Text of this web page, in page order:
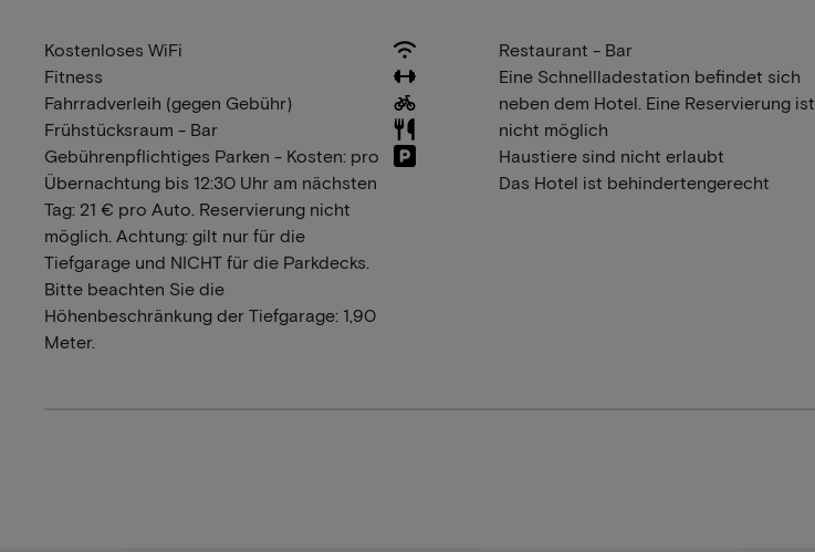
Kostenloses WiFi
Fitness
Fahrradverleih (gegen Gebühr)
Frühstücksraum - Bar
Gebührenpflichtiges Parken - Kosten: pro
Übernachtung bis 12:30 Uhr am nächsten
Tag: 21 € pro Auto. Reservierung nicht
möglich. Achtung: gilt nur für die
Tiefgarage und NICHT für die Parkdecks.
Bitte beachten Sie die
Höhenbeschränkung der Tiefgarage: 1,90
Meter.
Restaurant - Bar
Eine Schnellladestation befindet sich
neben dem Hotel. Eine Reservierung ist
nicht möglich
Haustiere sind nicht erlaubt
Das Hotel ist behindertengerecht